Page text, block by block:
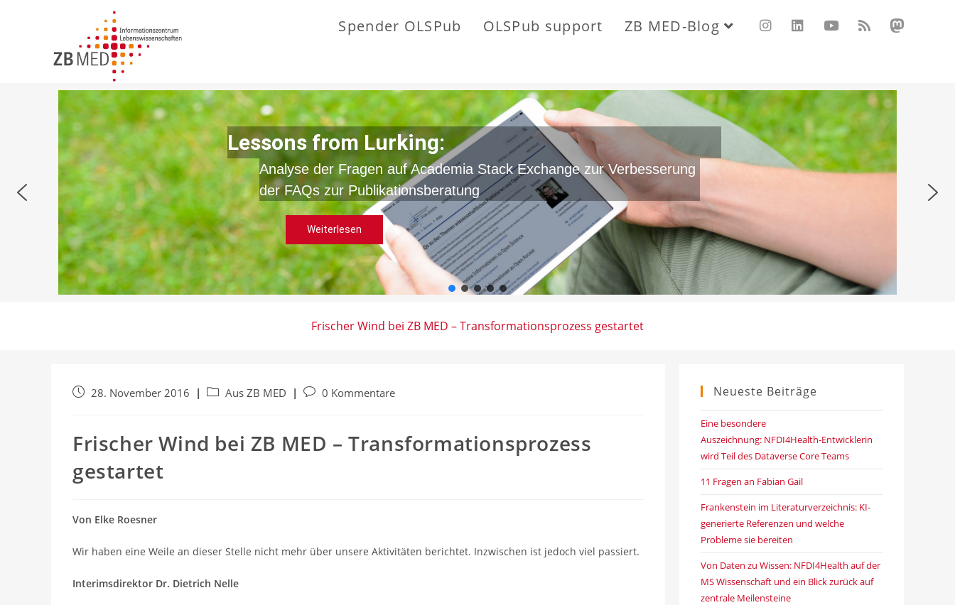
Spender OLSPub OLSPub support ZB MED-Blog
Lessons from Lurking:
Analyse der Fragen auf Academia Stack Exchange zur Verbesserung
der FAQs zur Publikationsberatung
Weiterlesen
Frischer Wind bei ZB MED – Transformationsprozess gestartet
Beitrag28. November 2016
Beitrags-
Aus ZB MED
Beitrags-
0 Kommentare
Frischer Wind bei ZB MED – Transformationsprozess
gestartet
Von Elke Roesner
Wir haben eine Weile an dieser Stelle nicht mehr über unsere Aktivitäten berichtet. Inzwischen ist jedoch viel passiert.
Interimsdirektor Dr. Dietrich Nelle
Neueste Beiträge
Eine besondere
Auszeichnung: NFDI4Health-Entwicklerin
wird Teil des Dataverse Core Teams
11 Fragen an Fabian Gail
Frankenstein im Literaturverzeichnis: KI-
generierte Referenzen und welche
Probleme sie bereiten
Von Daten zu Wissen: NFDI4Health auf der
MS Wissenschaft und ein Blick zurück auf
zentrale Meilensteine